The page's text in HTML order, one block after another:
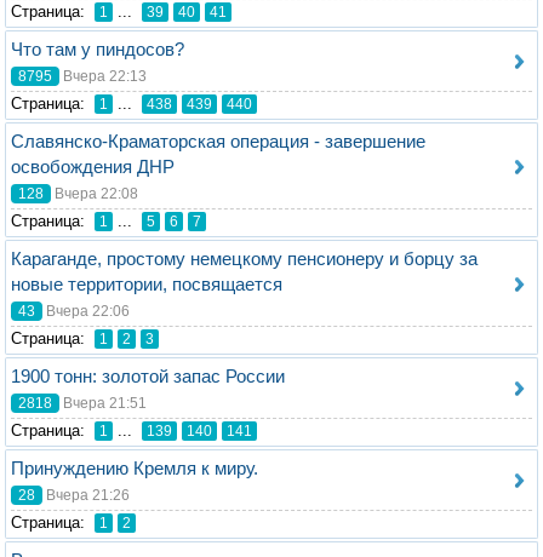
Стрaница: 1 39 40 41
Что там у пиндосов?
8795 Вчера 22:13
Стрaница: 1 438 439 440
Славянско-Краматорская операция - завершение
освобождения ДНР
128 Вчера 22:08
Стрaница: 1 5 6 7
Караганде, простому немецкому пенсионеру и борцу за
новые территории, посвящается
43 Вчера 22:06
Стрaница: 1 2 3
1900 тонн: золотой запас России
2818 Вчера 21:51
Стрaница: 1 139 140 141
Принуждению Кремля к миру.
28 Вчера 21:26
Стрaница: 1 2